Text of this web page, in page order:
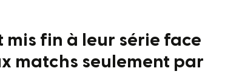
mis fin à leur série face
matchs seulement par